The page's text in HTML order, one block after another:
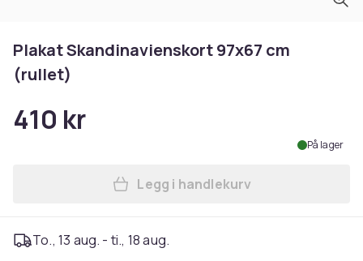
Plakat Skandinavienskort 97x67 cm
(rullet)
410 kr
På lager
Legg Plakat
Legg i handlekurv
To., 13 aug. - ti., 18 aug.